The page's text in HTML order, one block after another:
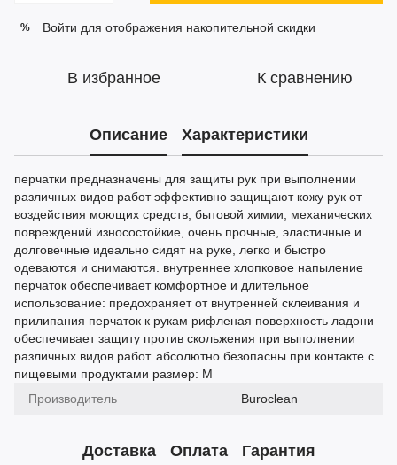
% Войти для отображения накопительной скидки
В избранное К сравнению
Описание Характеристики
перчатки предназначены для защиты рук при выполнении
различных видов работ эффективно защищают кожу рук от
воздействия моющих средств, бытовой химии, механических
повреждений износостойкие, очень прочные, эластичные и
долговечные идеально сидят на руке, легко и быстро
одеваются и снимаются. внутреннее хлопковое напыление
перчаток обеспечивает комфортное и длительное
использование: предохраняет от внутренней склеивания и
прилипания перчаток к рукам рифленая поверхность ладони
обеспечивает защиту против скольжения при выполнении
различных видов работ. абсолютно безопасны при контакте с
пищевыми продуктами размер: М
Производитель
Buroclean
Доставка Оплата Гарантия